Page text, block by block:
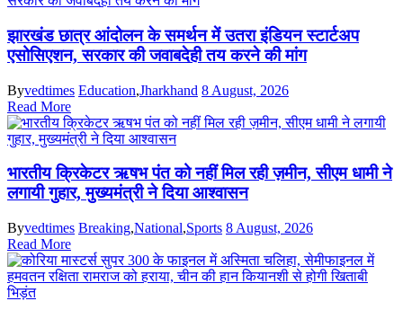
झारखंड छात्र आंदोलन के समर्थन में उतरा इंडियन स्टार्टअप
एसोसिएशन, सरकार की जवाबदेही तय करने की मांग
Byvedtimes Education,Jharkhand 8 August, 2026
Read More
भारतीय क्रिकेटर ऋषभ पंत को नहीं मिल रही ज़मीन, सीएम धामी ने
लगायी गुहार, मुख्यमंत्री ने दिया आश्वासन
Byvedtimes Breaking,National,Sports 8 August, 2026
Read More